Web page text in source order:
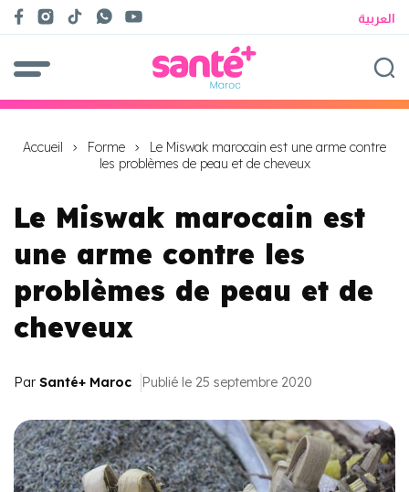
العربية
Accueil Forme
Le Miswak marocain est une arme contre
les problèmes de peau et de cheveux
Le Miswak marocain est
une arme contre les
problèmes de peau et de
cheveux
Par Santé+ Maroc Publié le 25 septembre 2020